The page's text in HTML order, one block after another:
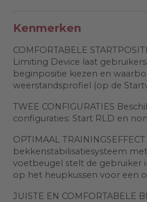
Kenmerken
COMFORTABELE
Limiting Device laat
beginpositie kiezen en
weerstandsprofiel (op de
TWEE CONFIGURATIES
configuraties: Start RLD en
OPTIMAAL
bekkenstabilisatiesysteem
voetbeugel stelt de gebruiker
op het heupkussen voor een
JUISTE EN COMFORTABELE